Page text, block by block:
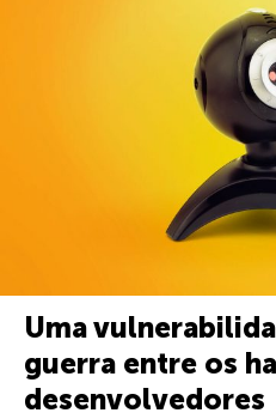
Uma
guerra entre os
desenvolvedores